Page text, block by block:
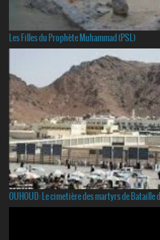
Les Filles du Prophète Muhammad (PSL)
OUHOUD: Le cimetière des martyrs de Bataille